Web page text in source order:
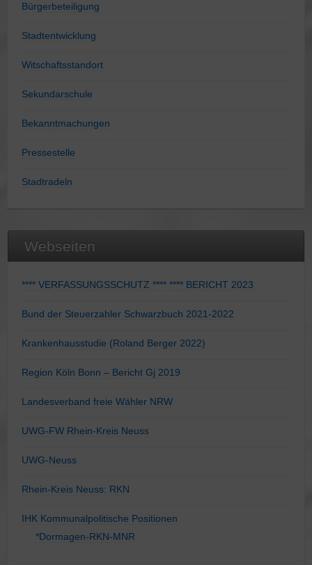
Bürgerbeteiligung
Stadtentwicklung
Witschaftsstandort
Sekundarschule
Bekanntmachungen
Pressestelle
Stadtradeln
Webseiten
**** VERFASSUNGSSCHUTZ **** **** BERICHT 2023
Bund der Steuerzahler Schwarzbuch 2021-2022
Krankenhausstudie (Roland Berger 2022)
Region Köln Bonn – Bericht Gj 2019
Landesverband freie Wähler NRW
UWG-FW Rhein-Kreis Neuss
UWG-Neuss
Rhein-Kreis Neuss: RKN
IHK Kommunalpolitische Positionen
*Dormagen-RKN-MNR